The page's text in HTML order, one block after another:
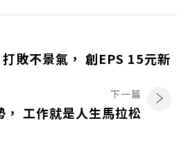
打敗不景氣， 創EPS 15元新
下一篇
， 工作就是人生馬拉松